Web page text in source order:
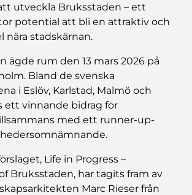
utveckla Bruksstaden – ett
potential att bli en attraktiv och
nära stadskärnan.
ägde rum den 13 mars 2026 på
Bland de svenska
i Eslöv, Karlstad, Malmö och
ett vinnande bidrag för
med ett runner-up-
Life in Progress –
Bruksstaden, har tagits fram av
Marc Rieser från